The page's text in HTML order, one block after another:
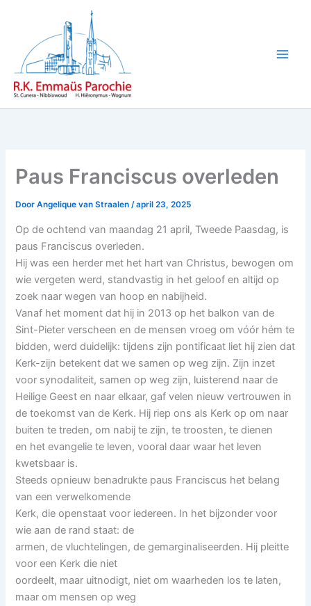
inhoud
Paus Franciscus overleden
DoorAngelique van Straalen/april 23, 2025
Op de ochtend van maandag 21 april, Tweede Paasdag, is
paus Franciscus overleden.
Hij was een herder met het hart van Christus, bewogen om
wie vergeten werd, standvastig in het geloof en altijd op
zoek naar wegen van hoop en nabijheid.
Vanaf het moment dat hij in 2013 op het balkon van de
Sint-Pieter verscheen en de mensen vroeg om vóór hém te
bidden, werd duidelijk: tijdens zijn pontificaat liet hij zien dat
Kerk-zijn betekent dat we samen op weg zijn. Zijn inzet
voor synodaliteit, samen op weg zijn, luisterend naar de
Heilige Geest en naar elkaar, gaf velen nieuw vertrouwen in
de toekomst van de Kerk. Hij riep ons als Kerk op om naar
buiten te treden, om nabij te zijn, te troosten, te dienen
en het evangelie te leven, vooral daar waar het leven
kwetsbaar is.
Steeds opnieuw benadrukte paus Franciscus het belang
van een verwelkomende
Kerk, die openstaat voor iedereen. In het bijzonder voor
wie aan de rand staat: de
armen, de vluchtelingen, de gemarginaliseerden. Hij pleitte
voor een Kerk die niet
oordeelt, maar uitnodigt, niet om waarheden los te laten,
maar om mensen op weg